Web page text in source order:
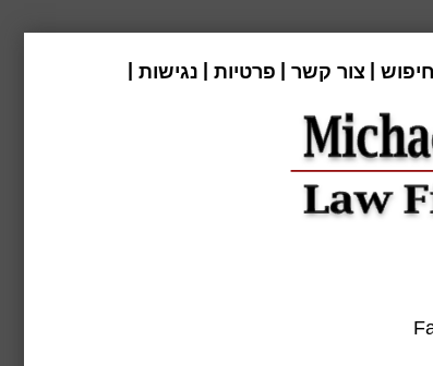
חיפוש צור קשר פרטיות נגישות